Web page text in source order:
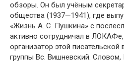
обзоры. Он был учёным
общества (1937—1941), где
«Жизнь А. С. Пушкина» с
активно сотрудничал в ЛОКАФе,
организатор этой писательской
группы Вс. Вишневский.